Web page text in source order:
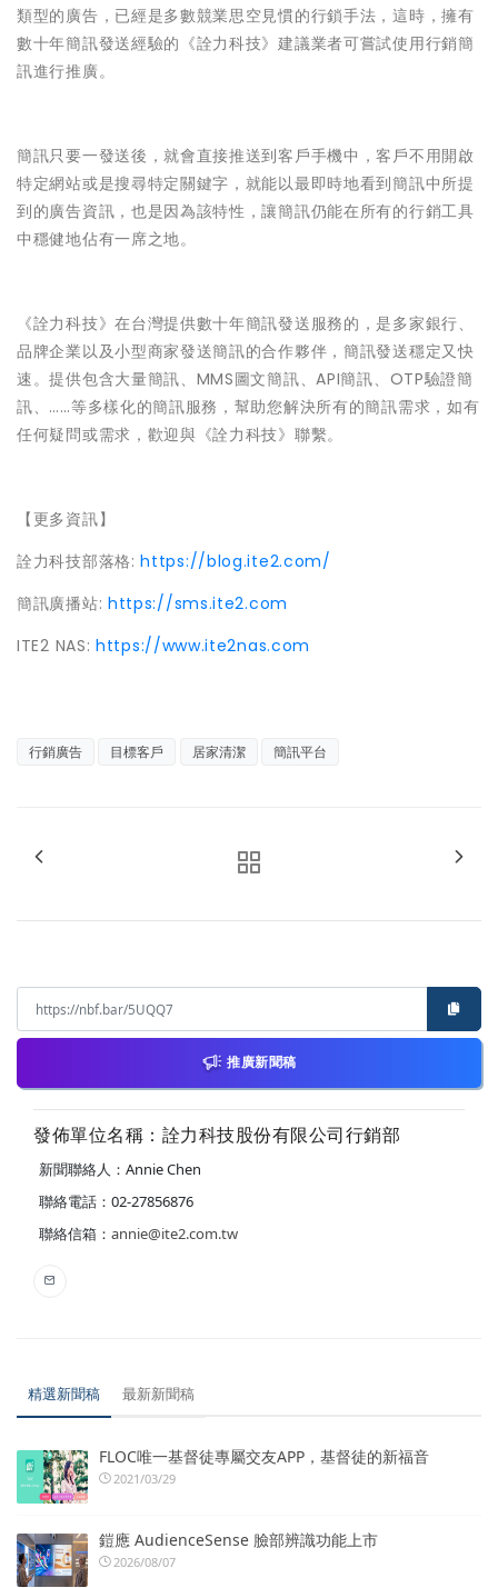
類型的廣告，已經是多數競業思空見慣的行鎖手法，這時，擁有
數十年簡訊發送經驗的《詮力科技》建議業者可嘗試使用行銷簡
訊進行推廣。
簡訊只要一發送後，就會直接推送到客戶手機中，客戶不用開啟
特定網站或是搜尋特定關鍵字，就能以最即時地看到簡訊中所提
到的廣告資訊，也是因為該特性，讓簡訊仍能在所有的行銷工具
中穩健地佔有一席之地。
《詮力科技》在台灣提供數十年簡訊發送服務的，是多家銀行、
品牌企業以及小型商家發送簡訊的合作夥伴，簡訊發送穩定又快
速。提供包含大量簡訊、MMS圖文簡訊、API簡訊、OTP驗證簡
訊、……等多樣化的簡訊服務，幫助您解決所有的簡訊需求，如有
任何疑問或需求，歡迎與《詮力科技》聯繫。
【更多資訊】
詮力科技部落格:https://blog.ite2.com/
簡訊廣播站: https://sms.ite2.com
ITE2 NAS: https://www.ite2nas.com
行銷廣告 目標客戶 居家清潔 簡訊平台
推廣新聞稿
發佈單位名稱：詮力科技股份有限公司行銷部
新聞聯絡人：Annie Chen
聯絡電話：02-27856876
聯絡信箱： annie@ite2.com.tw
精選新聞稿 最新新聞稿
FLOC唯一基督徒專屬交友APP，基督徒的新福音
2021/03/29
鎧應 AudienceSense 臉部辨識功能上市
2026/08/07